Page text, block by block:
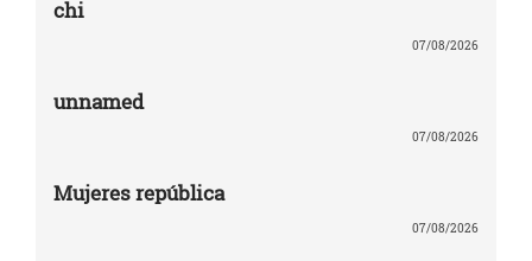
chi
07/08/2026
unnamed
07/08/2026
Mujeres república
07/08/2026